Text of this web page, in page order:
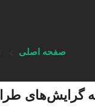
صفحه اصلی
گرایش‌های